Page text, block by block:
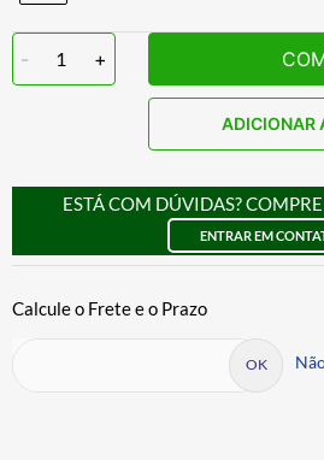
- 1 +
ADICIONAR
ESTÁ COM DÚVIDAS?
ENTRAR EM